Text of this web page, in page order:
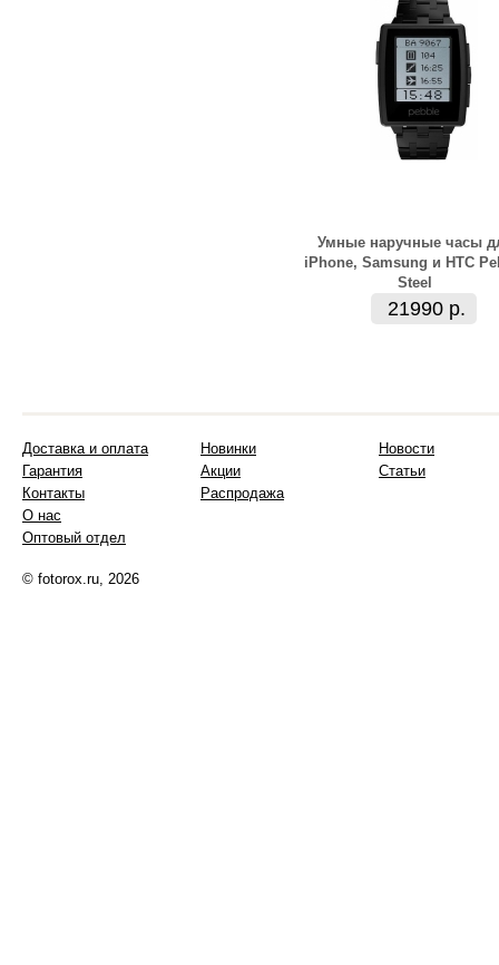
Умные наручные часы
iPhone, Samsung и HTC
Steel
21990 р.
Доставка и оплата
Гарантия
Контакты
О нас
Оптовый отдел
Новинки
Акции
Распродажа
Новости
Статьи
© fotorox.ru, 2026